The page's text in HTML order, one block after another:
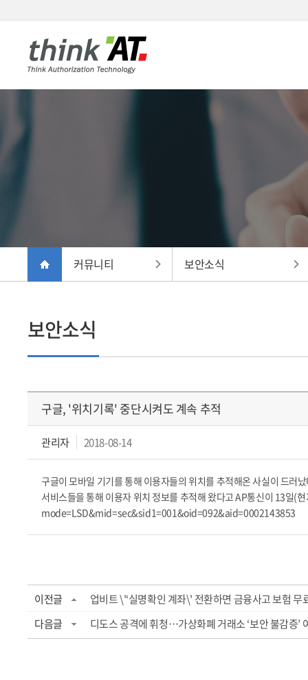
커뮤니티 보안소식
보안소식
구글, '위치기록' 중단시켜도 계속 추적
관리자 2018-08-14
구글이 모바일 기기를 통해 이용자들의 위치를 추적해온 사실이 드러
서비스들을 통해 이용자 위치 정보를 추적해 왔다고 AP통신이 13
mode=LSD&mid=sec&sid1=001&oid=092&aid=0002143853
이전글
업비트 \'‘실명확인 계좌\' 전환하면 금융사고 보험 무
다음글
디도스 공격에 휘청…가상화폐 거래소 ‘보안 불감증’